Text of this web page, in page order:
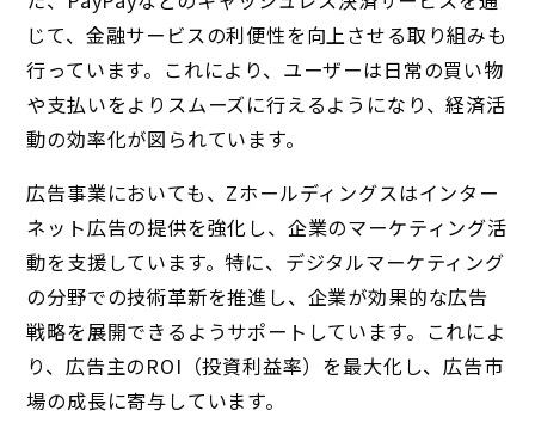
じて、金融サービスの利便性を向上させる取り組みも
行っています。これにより、ユーザーは日常の買い物
や支払いをよりスムーズに行えるようになり、経済活
動の効率化が図られています。
広告事業においても、Zホールディングスはインター
ネット広告の提供を強化し、企業のマーケティング活
動を支援しています。特に、デジタルマーケティング
の分野での技術革新を推進し、企業が効果的な広告
戦略を展開できるようサポートしています。これによ
り、広告主のROI（投資利益率）を最大化し、広告市
場の成長に寄与しています。